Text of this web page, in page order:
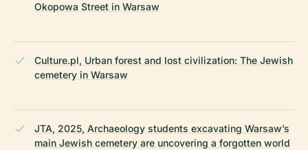
Okopowa Street in Warsaw
Culture.pl, Urban forest and lost civilization: The Jewish
cemetery in Warsaw
JTA, 2025, Archaeology students excavating Warsaw’s
main Jewish cemetery are uncovering a forgotten world